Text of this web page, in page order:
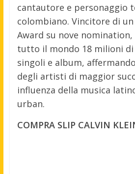
cantautore e personaggio
colombiano. Vincitore di
Award su nove
tutto il mondo 18 milioni
singoli e album,
degli artisti di maggior
influenza della musica
urban.
COMPRA SLIP CALVIN